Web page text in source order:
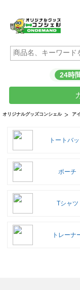
24時
オリジナルグッズコンシェル ア
トートバ
ポーチ
Tシャツ
トレーナ